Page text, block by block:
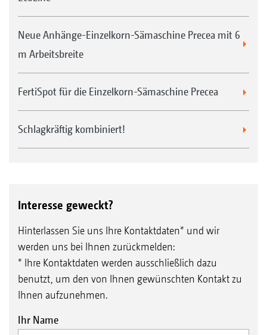
Neue Anhänge-Einzelkorn-Sämaschine Precea mit 6
m Arbeitsbreite
FertiSpot für die Einzelkorn-Sämaschine Precea
Schlagkräftig kombiniert!
Interesse geweckt?
Hinterlassen Sie uns Ihre Kontaktdaten* und wir
werden uns bei Ihnen zurückmelden:
* Ihre Kontaktdaten werden ausschließlich dazu
benutzt, um den von Ihnen gewünschten Kontakt zu
Ihnen aufzunehmen.
Ihr Name